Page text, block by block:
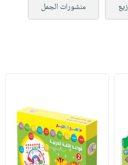
منشورات الجمل